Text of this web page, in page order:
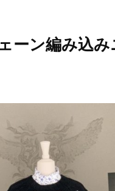
ーン編み込み